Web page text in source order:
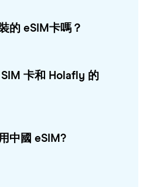
的 eSIM卡嗎？
卡和 Holafly 的
中國 eSIM?